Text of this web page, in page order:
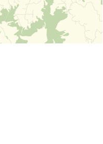
OpenStreetMap contributors, CC-BY-SA